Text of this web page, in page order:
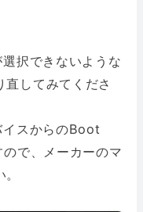
択できないような
してみてくださ
イスからのBoot
で、メーカーのマ